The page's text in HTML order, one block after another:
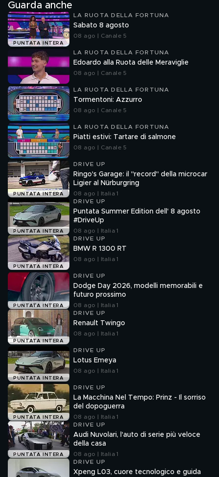
Guarda anche
PUNTATA INTERA
LA RUOTA DELLA FORTUNA
Sabato 8 agosto
08 ago | Canale 5
LA RUOTA DELLA FORTUNA
Edoardo alla Ruota delle Meraviglie
08 ago | Canale 5
LA RUOTA DELLA FORTUNA
Tormentoni: Azzurro
08 ago | Canale 5
LA RUOTA DELLA FORTUNA
Piatti estivi: Tartare di salmone
08 ago | Canale 5
PUNTATA INTERA
DRIVE UP
Ringo's Garage: il "record" della microcar
Ligier al Nürburgring
08 ago | Italia 1
PUNTATA INTERA
DRIVE UP
Puntata Summer Edition dell' 8 agosto
#DriveUp
08 ago | Italia 1
PUNTATA INTERA
DRIVE UP
BMW R 1300 RT
08 ago | Italia 1
PUNTATA INTERA
DRIVE UP
Dodge Day 2026, modelli memorabili e
futuro prossimo
08 ago | Italia 1
PUNTATA INTERA
DRIVE UP
Renault Twingo
08 ago | Italia 1
PUNTATA INTERA
DRIVE UP
Lotus Emeya
08 ago | Italia 1
PUNTATA INTERA
DRIVE UP
La Macchina Nel Tempo: Prinz - Il sorriso
del dopoguerra
08 ago | Italia 1
PUNTATA INTERA
DRIVE UP
Audi Nuvolari, l'auto di serie più veloce
della casa
08 ago | Italia 1
DRIVE UP
Xpeng L03, cuore tecnologico e guida